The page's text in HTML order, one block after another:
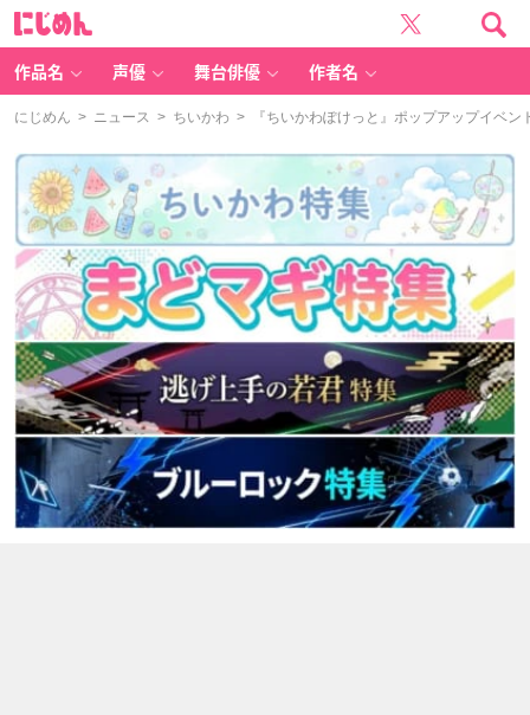
作品名 声優 舞台俳優 作者名
にじめん > ニュース > ちいかわ > 『ちいかわぽけっと』ポップアップイベン